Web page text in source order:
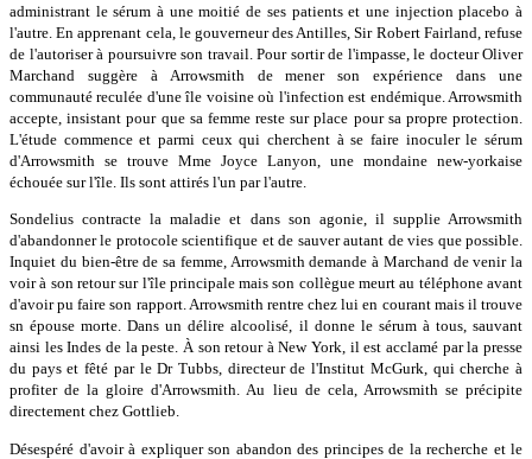
administrant le sérum à une moitié de ses patients et une injection placebo à
l'autre. En apprenant cela, le gouverneur des Antilles, Sir Robert Fairland, refuse
de l'autoriser à poursuivre son travail. Pour sortir de l'impasse, le docteur Oliver
Marchand suggère à Arrowsmith de mener son expérience dans une
communauté reculée d'une île voisine où l'infection est endémique. Arrowsmith
accepte, insistant pour que sa femme reste sur place pour sa propre protection.
L'étude commence et parmi ceux qui cherchent à se faire inoculer le sérum
d'Arrowsmith se trouve Mme Joyce Lanyon, une mondaine new-yorkaise
échouée sur l'île. Ils sont attirés l'un par l'autre.
Sondelius contracte la maladie et dans son agonie, il supplie Arrowsmith
d'abandonner le protocole scientifique et de sauver autant de vies que possible.
Inquiet du bien-être de sa femme, Arrowsmith demande à Marchand de venir la
voir à son retour sur l'île principale mais son collègue meurt au téléphone avant
d'avoir pu faire son rapport. Arrowsmith rentre chez lui en courant mais il trouve
sn épouse morte. Dans un délire alcoolisé, il donne le sérum à tous, sauvant
ainsi les Indes de la peste. À son retour à New York, il est acclamé par la presse
du pays et fêté par le Dr Tubbs, directeur de l'Institut McGurk, qui cherche à
profiter de la gloire d'Arrowsmith. Au lieu de cela, Arrowsmith se précipite
directement chez Gottlieb.
Désespéré d'avoir à expliquer son abandon des principes de la recherche et le